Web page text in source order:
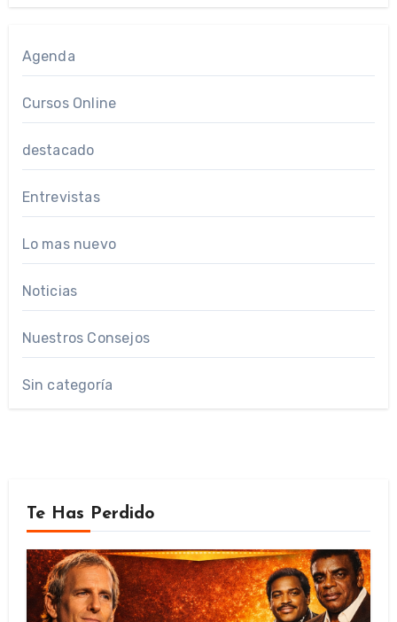
Agenda
Cursos Online
destacado
Entrevistas
Lo mas nuevo
Noticias
Nuestros Consejos
Sin categoría
Te Has Perdido